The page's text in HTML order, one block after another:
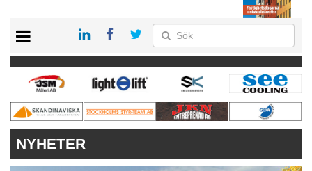
PRENUMERERA
VÅRA ANDRA MAGASIN
ANNONSERA
KONTAKT
NYHETER